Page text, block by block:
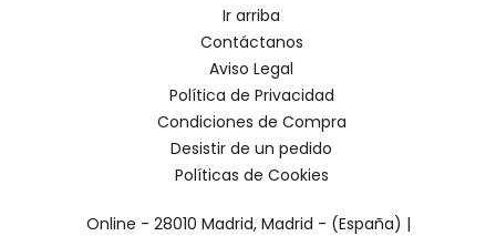
Ir arriba
Contáctanos
Aviso Legal
Política de Privacidad
Condiciones de Compra
Desistir de un pedido
Políticas de Cookies
Online - 28010 Madrid, Madrid - (España) |